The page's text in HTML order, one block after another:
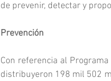
de prevenir, detectar y
Prevención
Con referencia al
distribuyeron 198 mil 502